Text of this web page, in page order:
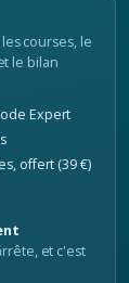
courses, le
le bilan
Expert
offert (39 €)
et c'est